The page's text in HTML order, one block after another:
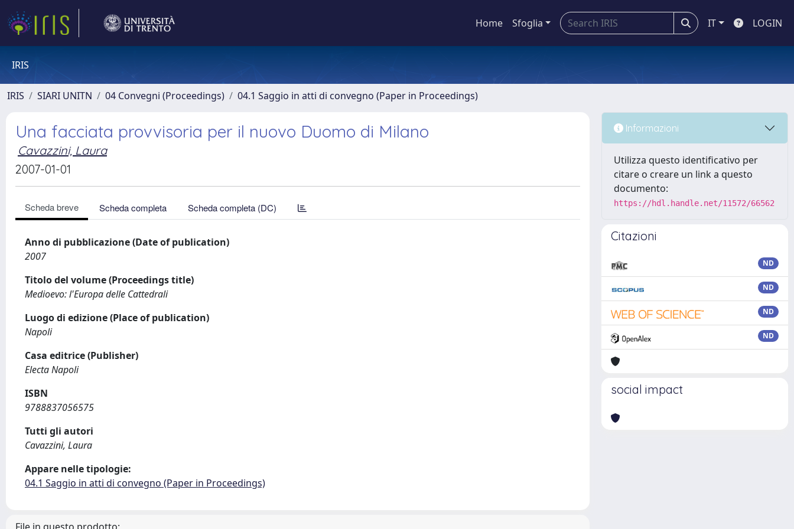
Home Sfoglia IT LOGIN
IRIS
IRIS SIARI UNITN 04 Convegni (Proceedings) 04.1 Saggio in atti di convegno (Paper in Proceedings)
Una facciata provvisoria per il nuovo Duomo di Milano
Cavazzini, Laura
2007-01-01
Scheda breve Scheda completa Scheda completa (DC)
Anno di pubblicazione (Date of publication)
2007
Titolo del volume (Proceedings title)
Medioevo: l'Europa delle Cattedrali
Luogo di edizione (Place of publication)
Napoli
Casa editrice (Publisher)
Electa Napoli
ISBN
9788837056575
Tutti gli autori
Cavazzini, Laura
Appare nelle tipologie:
04.1 Saggio in atti di convegno (Paper in Proceedings)
Informazioni
Utilizza questo identificativo per
citare o creare un link a questo
documento:
https://hdl.handle.net/11572/66562
Citazioni
ND
ND
ND
ND
social impact